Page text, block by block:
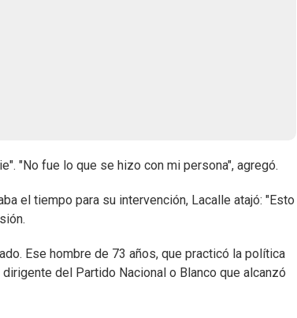
"No fue lo que se hizo con mi persona", agregó.
el tiempo para su intervención, Lacalle atajó: "Esto
Ese hombre de 73 años, que practicó la política
del Partido Nacional o Blanco que alcanzó